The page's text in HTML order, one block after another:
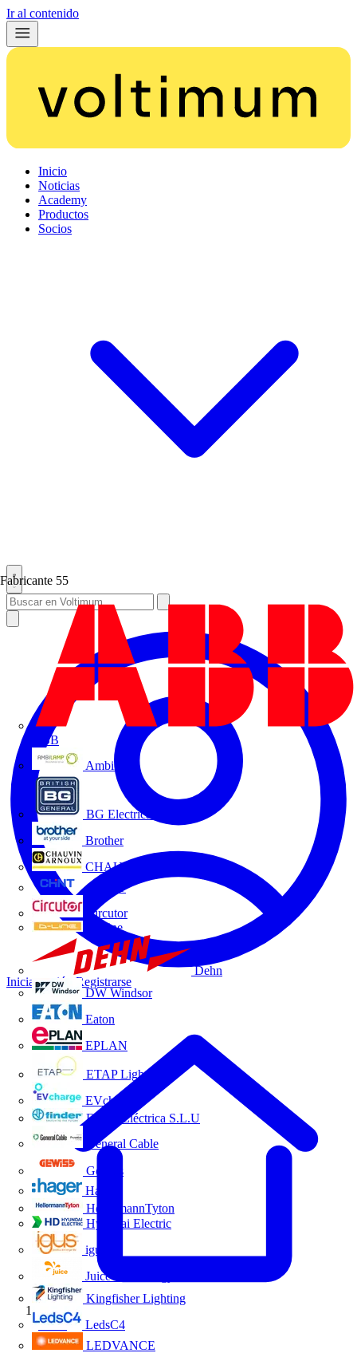
Ir al contenido
Inicio
Noticias
Academy
Productos
Socios
Fabricante 55
ABB
Ambilamp
BG Electrical
Brother
CHAUVIN ARNOUX
CHINT
Circutor
D-Line
Dehn
DW Windsor
Eaton
EPLAN
ETAP Lighting
EVcharge
Finder Eléctrica S.L.U
General Cable
Gewiss
Hager
HellermannTyton
Hyundai Electric
igus
Juice Technology
Kingfisher Lighting
LedsC4
LEDVANCE
Iniciar sesión Registrarse
Inicio